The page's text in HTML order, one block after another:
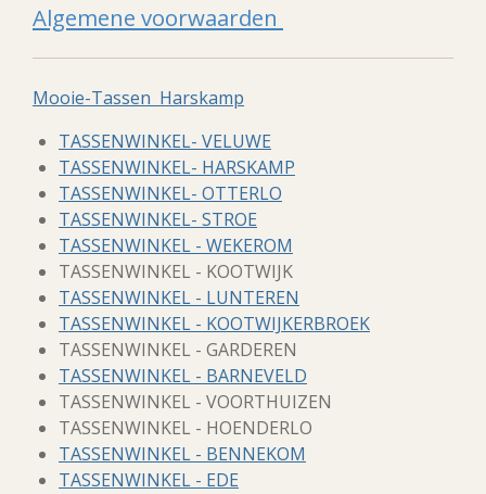
Algemene voorwaarden
Mooie-Tassen Harskamp
TASSENWINKEL- VELUWE
TASSENWINKEL- HARSKAMP
TASSENWINKEL- OTTERLO
TASSENWINKEL- STROE
TASSENWINKEL - WEKEROM
TASSENWINKEL - KOOTWIJK
TASSENWINKEL - LUNTEREN
TASSENWINKEL - KOOTWIJKERBROEK
TASSENWINKEL - GARDEREN
TASSENWINKEL - BARNEVELD
TASSENWINKEL - VOORTHUIZEN
TASSENWINKEL - HOENDERLO
TASSENWINKEL - BENNEKOM
TASSENWINKEL - EDE